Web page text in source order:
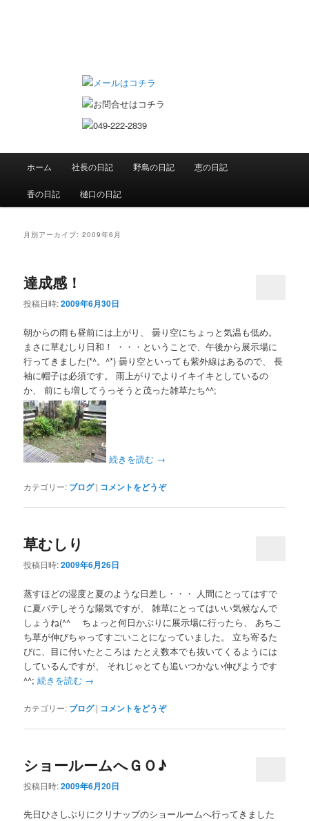
恵の日記 双子ママのお仕事日記
メインコンテンツへ移動
サブコンテンツへ移動
ホーム 社長の日記 野島の日記 恵の日記
香の日記 樋口の日記
月別アーカイブ:2009年6月
達成感！
投稿日時:2009年6月30日
朝からの雨も昼前には上がり、 曇り空にちょっと気温も低め。
まさに草むしり日和！ ・・・ということで、午後から展示場に
行ってきました(*^。^*) 曇り空といっても紫外線はあるので、 長
袖に帽子は必須です。 雨上がりでよりイキイキとしているの
か、 前にも増してうっそうと茂った雑草たち^^;
続きを読む →
カテゴリー: ブログ | コメントをどうぞ
草むしり
投稿日時:2009年6月26日
蒸すほどの湿度と夏のような日差し・・・ 人間にとってはすで
に夏バテしそうな陽気ですが、 雑草にとってはいい気候なんで
しょうね(^^ゞ ちょっと何日かぶりに展示場に行ったら、 あちこ
ち草が伸びちゃってすごいことになっていました。 立ち寄るた
びに、目に付いたところは たとえ数本でも抜いてくるようには
しているんですが、 それじゃとても追いつかない伸びようです
^^;続きを読む →
カテゴリー: ブログ | コメントをどうぞ
ショールームへＧＯ♪
投稿日時:2009年6月20日
先日ひさしぶりにクリナップのショールームへ行ってきました